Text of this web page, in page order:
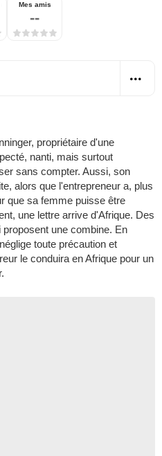
Mes amis
--
propriétaire d'une
nanti, mais surtout
sans compter. Aussi, son
alors que l'entrepreneur a, plus
que sa femme puisse être
une lettre arrive d'Afrique. Des
une combine. En
toute précaution et
le conduira en Afrique pour un